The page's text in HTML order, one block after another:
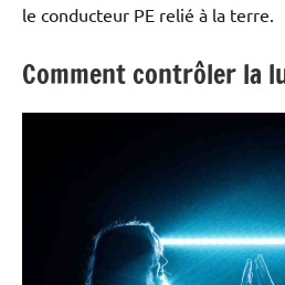
le conducteur PE relié à la terre.
Comment contrôler la